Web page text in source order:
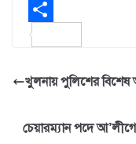
e
b
o
t
e
h
a
s
p
E
m
i
a
e
খুলনায় পুলিশের
চেয়ারম্যান পদে